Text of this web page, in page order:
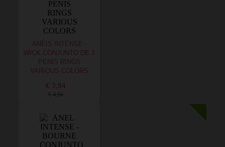
ANÉIS INTENSE -
WICK CONJUNTO DE 3
PENIS RINGS
VARIOUS COLORS
€ 3,94
€ 4,96